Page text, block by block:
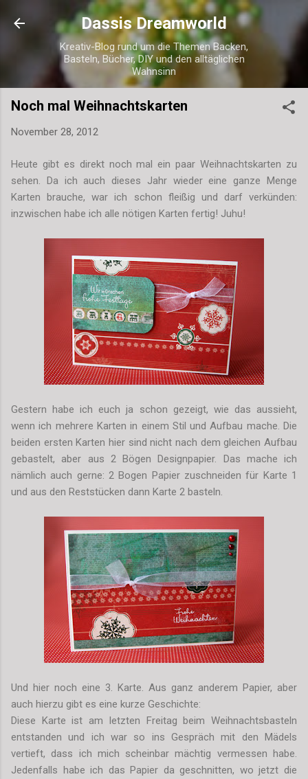
Direkt zum Hauptbereich
Dassis Dreamworld
Kreativ-Blog rund um die Themen Backen,
Basteln, Bücher, DIY und den alltäglichen
Wahnsinn
Noch mal Weihnachtskarten
November 28, 2012
Heute gibt es direkt noch mal ein paar Weihnachtskarten zu
sehen. Da ich auch dieses Jahr wieder eine ganze Menge
Karten brauche, war ich schon fleißig und darf verkünden:
inzwischen habe ich alle nötigen Karten fertig! Juhu!
Gestern habe ich euch ja schon gezeigt, wie das aussieht,
wenn ich mehrere Karten in einem Stil und Aufbau mache. Die
beiden ersten Karten hier sind nicht nach dem gleichen Aufbau
gebastelt, aber aus 2 Bögen Designpapier. Das mache ich
nämlich auch gerne: 2 Bogen Papier zuschneiden für Karte 1
und aus den Reststücken dann Karte 2 basteln.
Und hier noch eine 3. Karte. Aus ganz anderem Papier, aber
auch hierzu gibt es eine kurze Geschichte:
Diese Karte ist am letzten Freitag beim Weihnachtsbasteln
entstanden und ich war so ins Gespräch mit den Mädels
vertieft, dass ich mich scheinbar mächtig vermessen habe.
Jedenfalls habe ich das Papier da geschnitten, wo jetzt die